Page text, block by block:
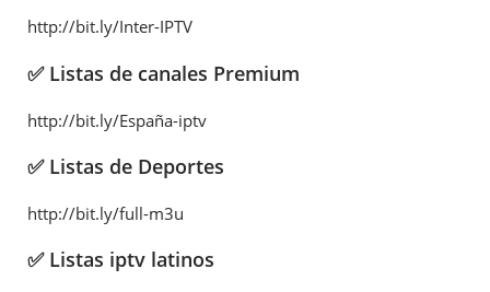
http://bit.ly/Inter-IPTV
✅ Listas de canales Premium
http://bit.ly/España-iptv
✅ Listas de Deportes
http://bit.ly/full-m3u
✅ Listas iptv latinos